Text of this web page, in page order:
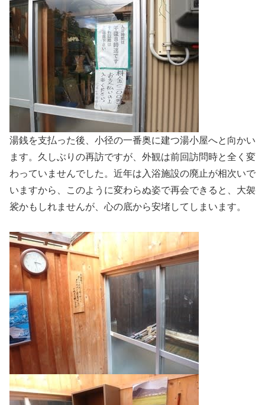
湯銭を支払った後、小径の一番奥に建つ湯小屋へと向かい
ます。久しぶりの再訪ですが、外観は前回訪問時と全く変
わっていませんでした。近年は入浴施設の廃止が相次いで
いますから、このように変わらぬ姿で再会できると、大袈
裟かもしれませんが、心の底から安堵してしまいます。